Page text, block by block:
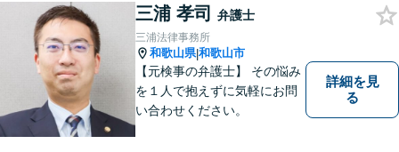
三浦 孝司 弁護士
三浦法律事務所
和歌山県|和歌山市
【元検事の弁護士】 その悩み
を１人で抱えずに気軽にお問
い合わせください。
詳細を見
る